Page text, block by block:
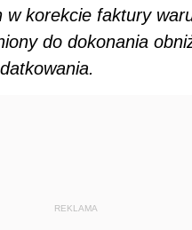
w korekcie faktury
do dokonania
REKLAMA